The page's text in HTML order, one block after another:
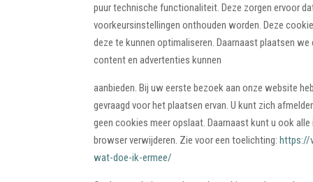
puur technische functionaliteit. Deze zorgen ervoor
voorkeursinstellingen onthouden worden. Deze
deze te kunnen optimaliseren. Daarnaast plaatsen
content en advertenties kunnen
aanbieden. Bij uw eerste bezoek aan onze website
gevraagd voor het plaatsen ervan. U kunt zich
geen cookies meer opslaat. Daarnaast kunt u ook
browser verwijderen. Zie voor een toelichting:https://
wat-doe-ik-ermee/